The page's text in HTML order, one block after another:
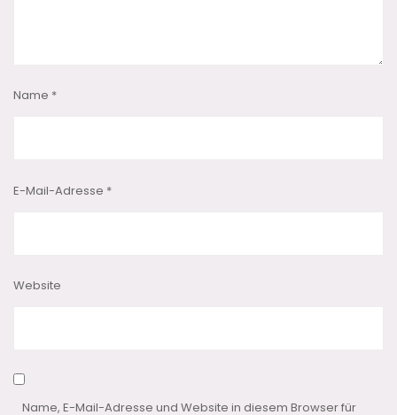
Name *
E-Mail-Adresse *
Website
Name, E-Mail-Adresse und Website in diesem Browser für